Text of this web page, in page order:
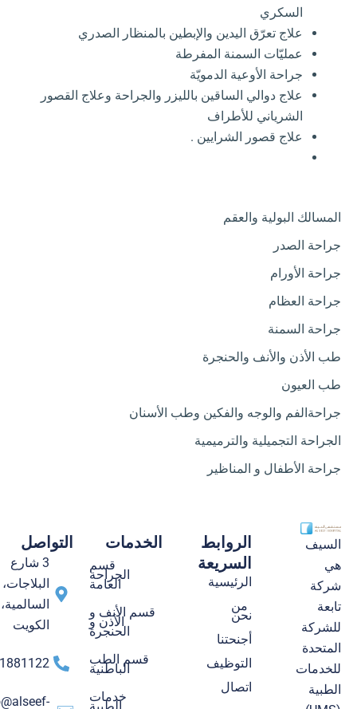
السكري
علاج تعرّق اليدين والإبطين بالمنظار الصدري
عمليّات السمنة المفرطة
جراحة الأوعية الدمويّة
علاج دوالي الساقين بالليزر والجراحة وعلاج القصور
الشرياني للأطراف
علاج قصور الشرايين .
المسالك البولية والعقم
جراحة الصدر
جراحة الأورام
جراحة العظام
جراحة السمنة
طب الأذن والأنف والحنجرة
طب العيون
جراحةالفم والوجه والفكين وطب الأسنان
الجراحة التجميلية والترميمية
جراحة الأطفال و المناظير
السيف
هي
شركة
تابعة
للشركة
المتحدة
للخدمات
الطبية
الروابط
السريعة
الرئيسية
من
نحن
أجنحتنا
التوظيف
اتصال
الخدمات
قسم
الجراحة
العامة
قسم الأنف و
الأذن و
الحنجرة
قسم الطب
الباطنية
خدمات
التواصل
3 شارع
البلاجات،
السالمية،
الكويت
1881122